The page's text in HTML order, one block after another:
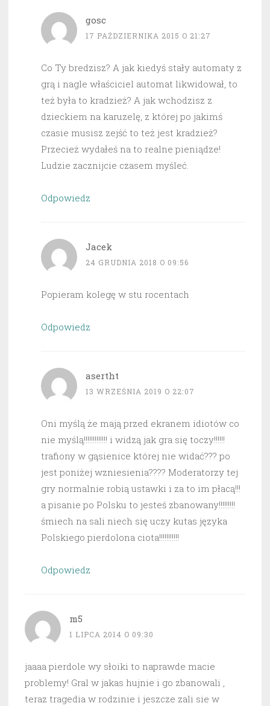
gosc
17 PAŹDZIERNIKA 2015 O 21:27
Co Ty bredzisz? A jak kiedyś stały automaty z
grą i nagle właściciel automat likwidował, to
też była to kradzież? A jak wchodzisz z
dzieckiem na karuzelę, z której po jakimś
czasie musisz zejść to też jest kradzież?
Przecież wydałeś na to realne pieniądze!
Ludzie zacznijcie czasem myśleć.
Odpowiedz
Jacek
24 GRUDNIA 2018 O 09:56
Popieram kolegę w stu rocentach
Odpowiedz
asertht
13 WRZEŚNIA 2019 O 22:07
Oni myślą że mają przed ekranem idiotów co
nie myślą!!!!!!!!!!!!! i widzą jak gra się toczy!!!!!!
trafiony w gąsienice której nie widać??? po
jest poniżej wzniesienia???? Moderatorzy tej
gry normalnie robią ustawki i za to im płacą!!!
a pisanie po Polsku to jesteś zbanowany!!!!!!!!!
śmiech na sali niech się uczy kutas języka
Polskiego pierdolona ciota!!!!!!!!!!!
Odpowiedz
m5
1 LIPCA 2014 O 09:30
jaaaa pierdole wy słoiki to naprawde macie
problemy! Gral w jakas hujnie i go zbanowali ,
teraz tragedia w rodzinie i jeszcze zali sie w